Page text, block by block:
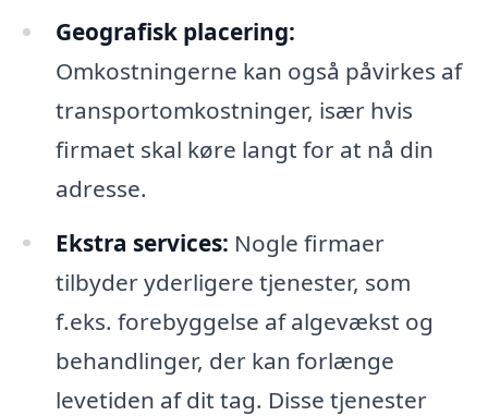
Geografisk placering:
Omkostningerne kan også påvirkes af
transportomkostninger, især hvis
firmaet skal køre langt for at nå din
adresse.
Ekstra services: Nogle firmaer
tilbyder yderligere tjenester, som
f.eks. forebyggelse af algevækst og
behandlinger, der kan forlænge
levetiden af dit tag. Disse tjenester